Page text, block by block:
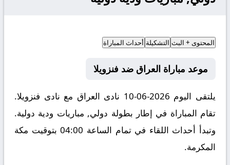
المحتوى + البث التشكيلة أحداث المباراة
موعد مباراة العراق ضد فنزويلا
يلتقى اليوم 2026-06-10 نادى العراق مع نادى فنزويلا.
تقام المباراة في إطار بطولة دولي, مباريات ودية دولية.
وتبدأ أحداث اللقاء في تمام الساعة 04:00 بتوقيت مكة
المكرمة.